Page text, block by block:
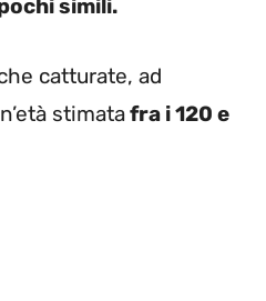
simili.
catturate, ad
stimatafra i 120 e